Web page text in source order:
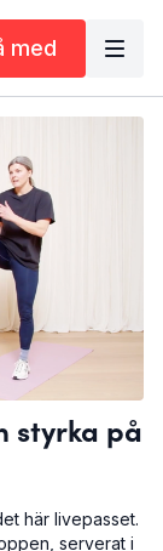
med
styrka på
här livepasset.
serverat i